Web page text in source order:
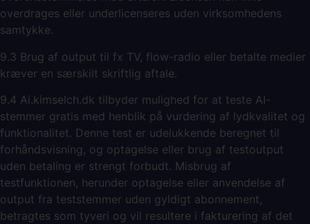
overdrages eller underlicenseres uden virksomhedens
samtykke.
9.3 Brug af output til fx TV, flow-radio eller betalte medier
kræver en særskilt skriftlig aftale.
9.4 Ai.kimselch.dk tilbyder mulighed for at teste AI-
stemmer gratis med henblik på vurdering af lydkvalitet og
funktionalitet. Denne test er udelukkende beregnet til
forhåndsvisning, og optagelse eller brug af testoutput
uden betaling er strengt forbudt. Misbrug af
testfunktionen, herunder optagelse eller anvendelse af
output fra teststemmer uden gyldigt abonnement,
betragtes som tyveri og vil resultere i fakturering af det